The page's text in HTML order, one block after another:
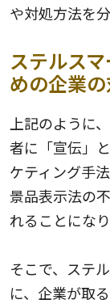
や対処方法を
ステルス
めの企業
上記のように
者に「宣伝」
ケティング手
景品表示法の
れることにな
そこで、ステ
に、企業が取